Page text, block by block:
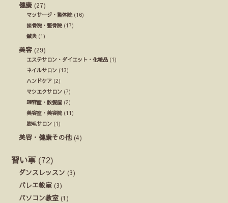
健康 (27)
マッサージ・整体院(16)
接骨院・整骨院(17)
鍼灸(1)
美容 (29)
エステサロン・ダイエット・化粧品 (1)
ネイルサロン (13)
ハンドケア (2)
マツエクサロン (7)
理容室・散髪屋 (2)
美容室・美容院(11)
脱毛サロン (1)
美容・健康その他 (4)
習い事 (72)
ダンスレッスン (3)
バレエ教室 (3)
パソコン教室 (1)